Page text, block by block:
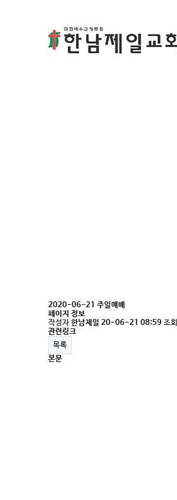
2020-06-21 주일예배
페이지 정보
작성자 한남제일 20-06-21 08:59 조회
관련링크
목록
본문